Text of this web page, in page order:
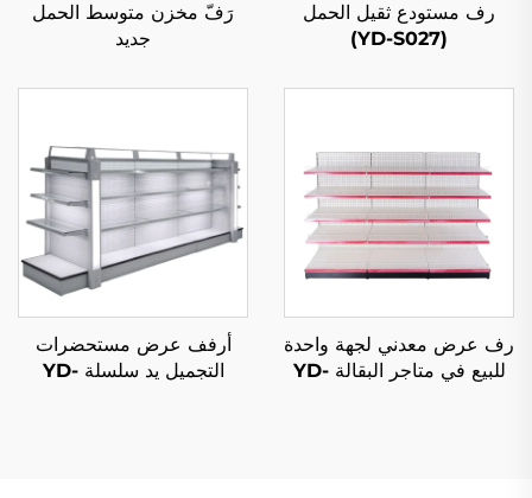
رف مستودع ثقيل الحمل
(YD-S027)
رَفّ مخزن متوسط الحمل
جديد
رف عرض معدني لجهة واحدة
للبيع في متاجر البقالة YD-
أرفف عرض مستحضرات
التجميل يد سلسلة YD-